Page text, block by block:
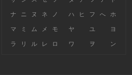
ナ ニ ヌ ネ ノ ハ ヒ フ へ ホ
マ ミ ム メ モ ヤ ユ ヨ
ラ リ ル レ ロ ワ ヲ ン